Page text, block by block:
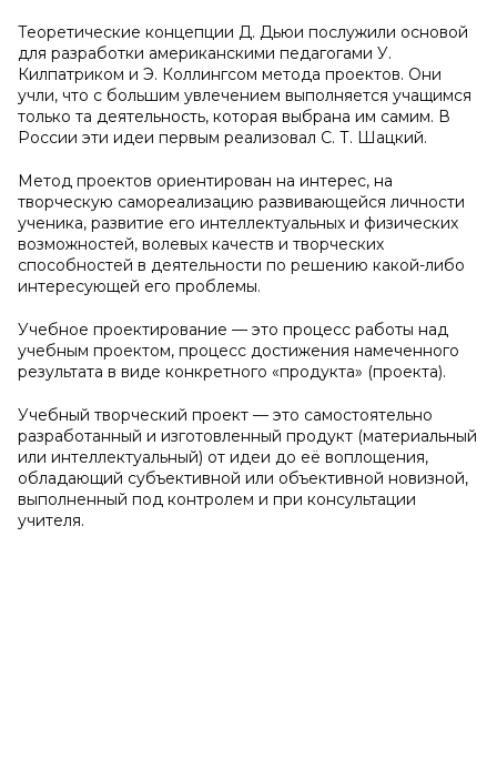
Теоретические концепции Д. Дьюи послужили основой
для разработки американскими педагогами У.
Килпатриком и Э. Коллингсом метода проектов. Они
учли, что с большим увлечением выполняется учащимся
только та деятельность, которая выбрана им самим. В
России эти идеи первым реализовал С. Т. Шацкий.
Метод проектов ориентирован на интерес, на
творческую самореализацию развивающейся личности
ученика, развитие его интеллектуальных и физических
возможностей, волевых качеств и творческих
способностей в деятельности по решению какой-либо
интересующей его проблемы.
Учебное проектирование — это процесс работы над
учебным проектом, процесс достижения намеченного
результата в виде конкретного «продукта» (проекта).
Учебный творческий проект — это самостоятельно
разработанный и изготовленный продукт (материальный
или интеллектуальный) от идеи до её воплощения,
обладающий субъективной или объективной новизной,
выполненный под контролем и при консультации
учителя.